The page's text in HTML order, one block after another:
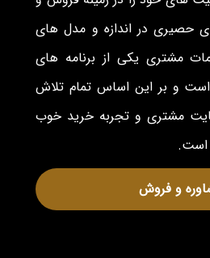
حصیری در اندازه و مدل های
مشتری یکی از برنامه های
و بر این اساس تمام تلاش
مشتری و تجربه خرید خوب
است.
و فروش